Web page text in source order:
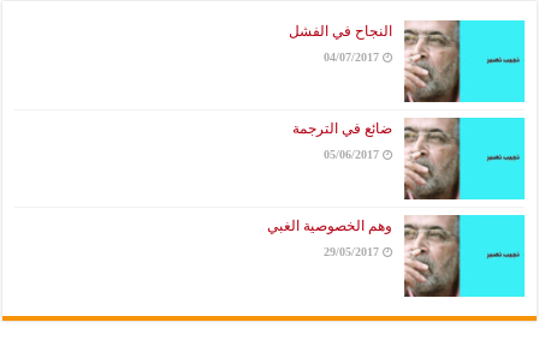
النجاح في الفشل
04/07/2017
ضائع في الترجمة
05/06/2017
وهم الخصوصية الغبي
29/05/2017